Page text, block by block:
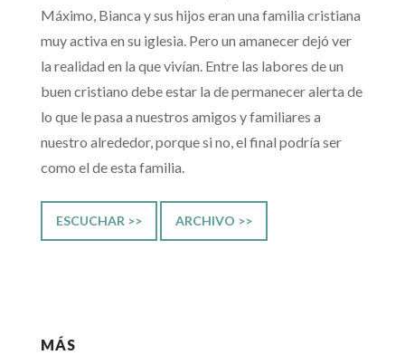
Máximo, Bianca y sus hijos eran una familia cristiana
muy activa en su iglesia. Pero un amanecer dejó ver
la realidad en la que vivían. Entre las labores de un
buen cristiano debe estar la de permanecer alerta de
lo que le pasa a nuestros amigos y familiares a
nuestro alrededor, porque si no, el final podría ser
como el de esta familia.
ESCUCHAR >> ARCHIVO >>
MÁS